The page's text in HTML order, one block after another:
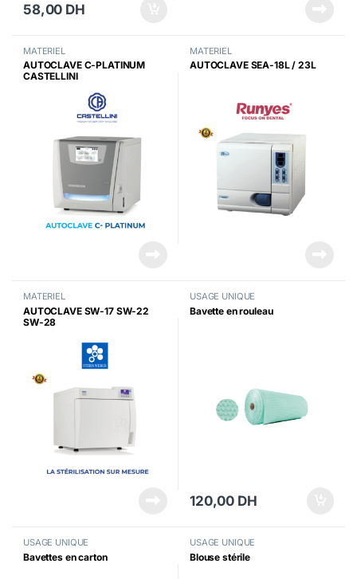
58,00 DH
MATERIEL
AUTOCLAVE C-PLATINUM
CASTELLINI
MATERIEL
AUTOCLAVE SEA-18L / 23L
MATERIEL
AUTOCLAVE SW-17 SW-22
SW-28
USAGE UNIQUE
Bavette en rouleau
120,00 DH
USAGE UNIQUE
Bavettes en carton
USAGE UNIQUE
Blouse stérile